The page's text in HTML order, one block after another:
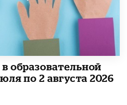
образовательной
по 2 августа 2026